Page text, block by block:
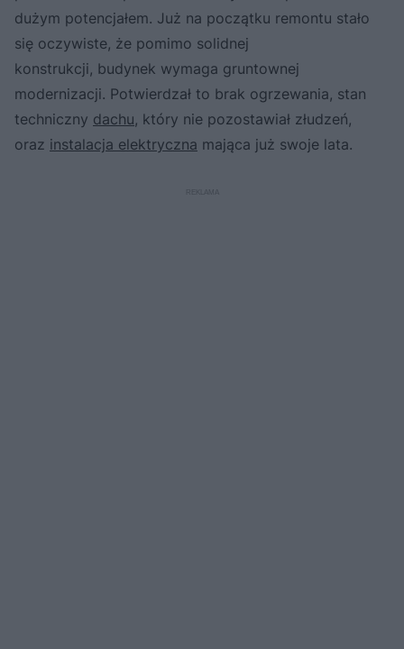
dużym potencjałem. Już na początku remontu stało
się oczywiste, że pomimo solidnej
konstrukcji, budynek wymaga gruntownej
modernizacji. Potwierdzał to brak ogrzewania, stan
techniczny dachu, który nie pozostawiał złudzeń,
oraz instalacja elektryczna mająca już swoje lata.